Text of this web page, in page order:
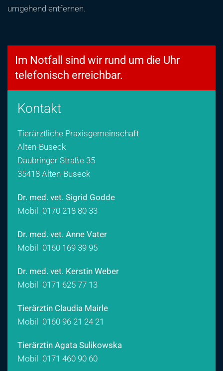
umgehend entfernen.
Im Notfall sind wir rund um die Uhr
telefonisch erreichbar.
Kontakt
Tierärztliche Praxisgemeinschaft
Alten-Buseck
Daubringer Straße 35
35418 Alten-Buseck
Dr. med. vet. Sigrid Godde
Mobil 0170 218 80 33
Dr. med. vet. Anne Vater
Mobil 0160 169 39 95
Dr. med. vet. Kerstin Weber
Mobil 0171 625 77 13
Tierärztin Claudia Mairle
Mobil 0160 96 21 24 21
Tierärztin Agata Sulikowska
Mobil 0171 460 90 60